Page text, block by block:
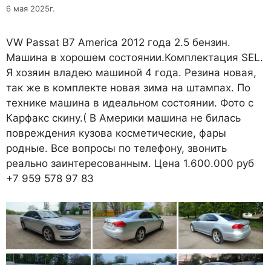
6 мая 2025г.
VW Passat B7 America 2012 года 2.5 бензин.
Машина в хорошем состоянии.Комплектация SEL.
Я хозяин владею машиной 4 года. Резина новая,
так же в комплекте новая зима на штампах. По
технике машина в идеальном состоянии. Фото с
Карфакс скину.( В Америки машина не билась
повреждения кузова косметические, фары
родные. Все вопросы по телефону, звонить
реально заинтересованным. Цена 1.600.000 руб
+7 959 578 97 83